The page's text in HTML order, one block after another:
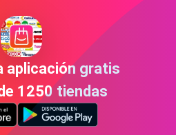
aplicación gratis
1250 tiendas